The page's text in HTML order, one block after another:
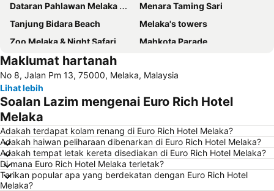
Dataran Pahlawan Melaka Megamall
Menara Taming Sari
Tanjung Bidara Beach
Melaka's towers
Zoo Melaka & Night Safari
Mahkota Parade
Jalan Hang Jebat
Baba Nyonya Heritage Museum
Istana Kesultanan Melaka
Chinatown
Masjid Kampung Kling
Cheng Hoon Teng
Medan Portugis
Gereja St. Francis Xavier
Stadthuys
Dutch Square
Maklumat hartanah
No 8, Jalan Pm 13, 75000, Melaka, Malaysia
Lihat lebih
Soalan Lazim mengenai Euro Rich Hotel
Melaka
Adakah terdapat kolam renang di Euro Rich Hotel Melaka?
Adakah haiwan peliharaan dibenarkan di Euro Rich Hotel Melaka?
Adakah tempat letak kereta disediakan di Euro Rich Hotel Melaka?
Di mana Euro Rich Hotel Melaka terletak?
Tarikan popular apa yang berdekatan dengan Euro Rich Hotel
Melaka?